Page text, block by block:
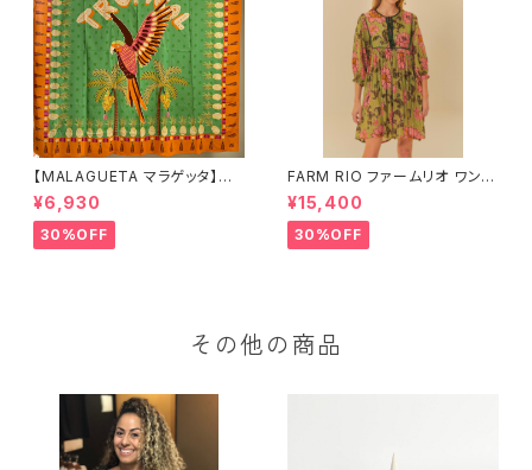
【MALAGUETA マラゲッタ】カ
ンガ TROPICAL
¥6,930
30%OFF
FARM RIO ファームリオ ワンピ
ース Aurora Floral
¥15,400
30%OFF
その他の商品